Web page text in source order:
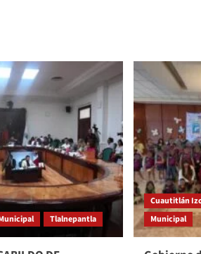
Tlalnepantla
Cuautitlán
Municipal